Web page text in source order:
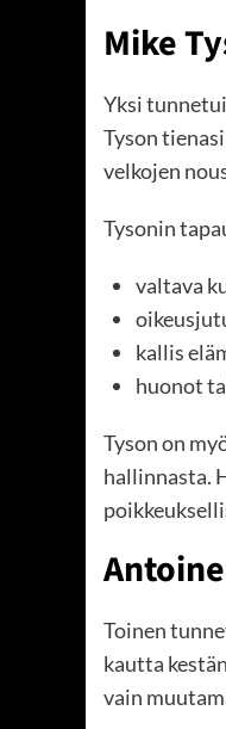
Mike
Yksi
Tyson
velkojen
Tysonin
valtava
kallis
huonot
Tyson on
hallinnasta.
Toinen
kautta
vain